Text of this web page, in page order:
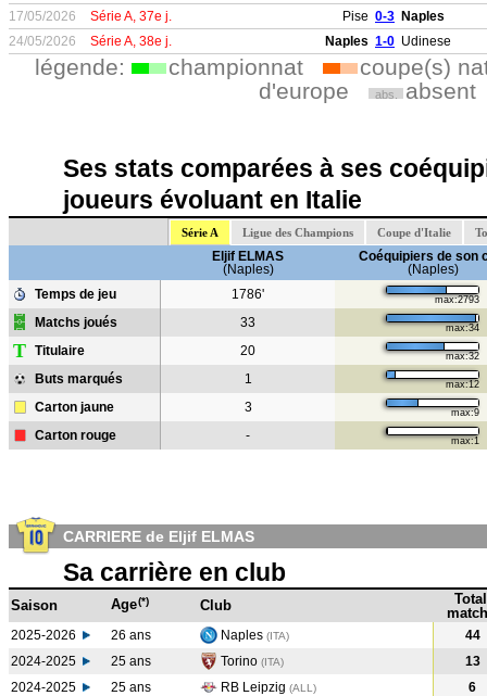
17/05/2026
Série A, 37e j. Pise 0-3 Naples
24/05/2026
Série A, 38e j. Naples 1-0 Udinese
légende: championnat
coupe(s)
d'europe
abs. absent
Ses stats comparées à ses
joueurs évoluant en Italie
Série A Ligue des Champions Coupe d'Italie
Eljif ELMAS
(Naples)
Coéquipiers de son
(Naples)
Temps de jeu
1786' max:2793
Matchs joués 33 max:34
T Titulaire 20 max:32
Buts marqués 1 max:12
Carton jaune 3 max:9
Carton rouge - max:1
CARRIERE de Eljif ELMAS
Sa carrière en club
Saison Age(*) Club
Total
2025-2026 26 ans Naples (ITA)
44
2024-2025
25 ans Torino (ITA)
13
2024-2025
25 ans RB Leipzig (ALL )
6